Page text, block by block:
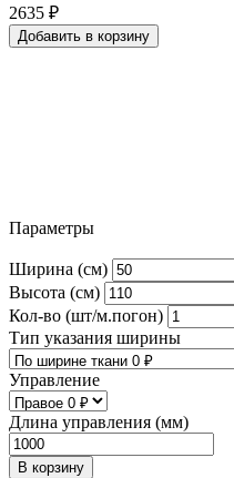
2635 ₽
Добавить в корзину
Параметры
Ширина (см)
Высота (см)
Кол-во (шт/м.погон)
Тип указания ширины
Управление
Длина управления (мм)
В корзину